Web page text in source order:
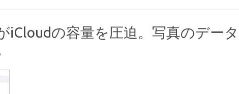
iCloudの容量を圧迫。写真のデータ